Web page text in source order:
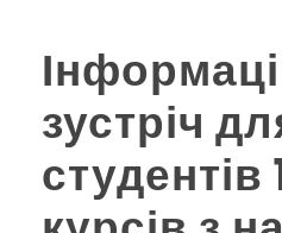
зустріч
студентів